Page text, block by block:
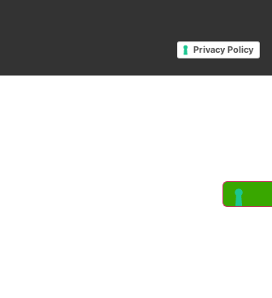
Privacy Policy